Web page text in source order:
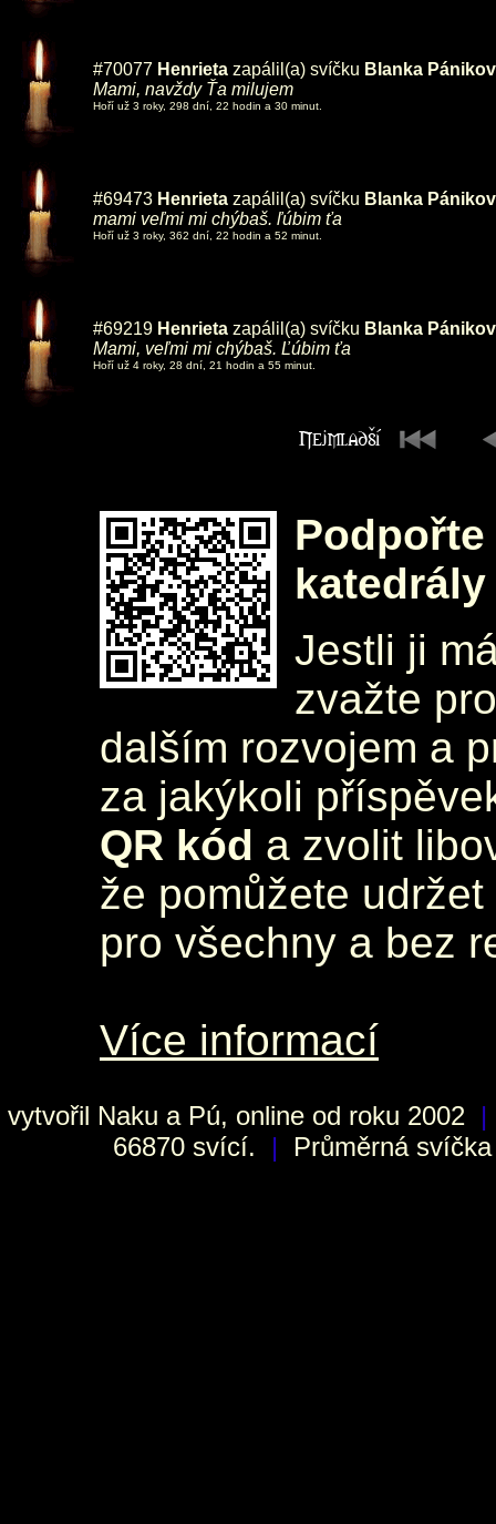
#70077 Henrieta zapálil(a) svíčku Blanka
Mami, navždy Ťa milujem
Hoří už 3 roky, 298 dní, 22 hodin a 30 minut.
#69473 Henrieta zapálil(a) svíčku Blanka
mami veľmi mi chýbaš. ľúbim ťa
Hoří už 3 roky, 362 dní, 22 hodin a 52 minut.
#69219 Henrieta zapálil(a) svíčku Blanka
Mami, veľmi mi chýbaš. Ľúbim ťa
Hoří už 4 roky, 28 dní, 21 hodin a 55 minut.
katedrály
Jestli ji
zvažte
dalším rozvojem a
za jakýkoli
QR kód a zvolit
že pomůžete
pro všechny a bez
Více informací
vytvořil Naku a Pú, online od roku 2002 |
66870 svící.
| Průměrná